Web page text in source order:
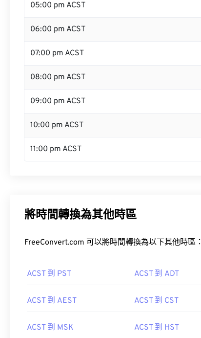
05:00 pm ACST
06:00 pm ACST
07:00 pm ACST
08:00 pm ACST
09:00 pm ACST
10:00 pm ACST
11:00 pm ACST
將時間轉換為其他時區
FreeConvert.com 可以將時間轉換為以下其他時區：
ACST 到 PST ACST 到 ADT
ACST 到 AEST ACST 到 CST
ACST 到 MSK ACST 到 HST